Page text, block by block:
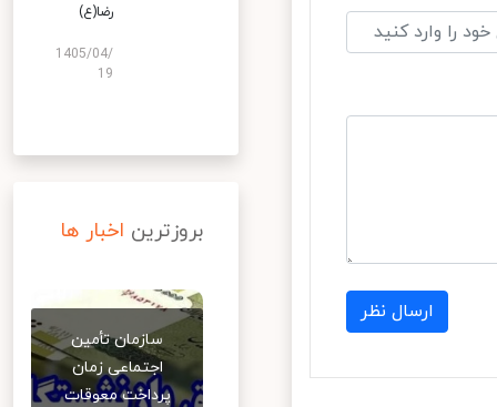
ارسال نظر
رضا(ع)
1405/04/
19
بروزترین اخبار ها
سازمان تأمین
اجتماعی زمان
پرداخت معوقات